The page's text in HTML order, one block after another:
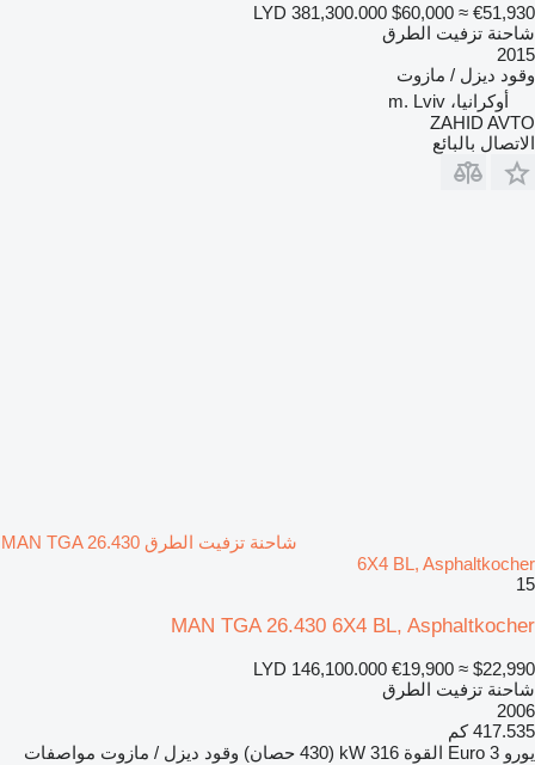
LYD 381,300.000 $60,000 ≈ €51,930
شاحنة تزفيت الطرق
2015
وقود ديزل / مازوت
أوكرانيا، m. Lviv
ZAHID AVTO
الاتصال بالبائع
شاحنة تزفيت الطرق MAN TGA 26.430
6X4 BL, Asphaltkocher
15
MAN TGA 26.430 6X4 BL, Asphaltkocher
LYD 146,100.000 €19,900 ≈ $22,990
شاحنة تزفيت الطرق
2006
417.535 كم
يورو Euro 3 القوة 316 kW (430 حصان) وقود ديزل / مازوت مواصفات